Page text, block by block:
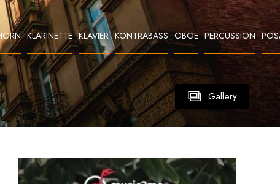
Gallery
KLARINETTE KLAVIER KONTRABASS OBOE PERCUSSION